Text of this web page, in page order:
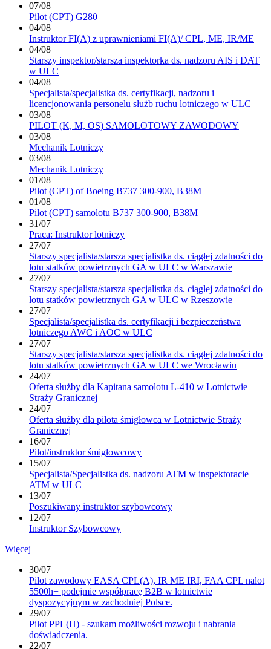
07/08
Pilot (CPT) G280
04/08
Instruktor FI(A) z uprawnieniami FI(A)/ CPL, ME, IR/ME
04/08
Starszy inspektor/starsza inspektorka ds. nadzoru AIS i DAT
w ULC
04/08
Specjalista/specjalistka ds. certyfikacji, nadzoru i
licencjonowania personelu służb ruchu lotniczego w ULC
03/08
PILOT (K, M, OS) SAMOLOTOWY ZAWODOWY
03/08
Mechanik Lotniczy
03/08
Mechanik Lotniczy
01/08
Pilot (CPT) of Boeing B737 300-900, B38M
01/08
Pilot (CPT) samolotu B737 300-900, B38M
31/07
Praca: Instruktor lotniczy
27/07
Starszy specjalista/starsza specjalistka ds. ciągłej zdatności do
lotu statków powietrznych GA w ULC w Warszawie
27/07
Starszy specjalista/starsza specjalistka ds. ciągłej zdatności do
lotu statków powietrznych GA w ULC w Rzeszowie
27/07
Specjalista/specjalistka ds. certyfikacji i bezpieczeństwa
lotniczego AWC i AOC w ULC
27/07
Starszy specjalista/starsza specjalistka ds. ciągłej zdatności do
lotu statków powietrznych GA w ULC we Wrocławiu
24/07
Oferta służby dla Kapitana samolotu L-410 w Lotnictwie
Straży Granicznej
24/07
Oferta służby dla pilota śmigłowca w Lotnictwie Straży
Granicznej
16/07
Pilot/instruktor śmigłowcowy
15/07
Specjalista/Specjalistka ds. nadzoru ATM w inspektoracie
ATM w ULC
13/07
Poszukiwany instruktor szybowcowy
12/07
Instruktor Szybowcowy
Więcej
30/07
Pilot zawodowy EASA CPL(A), IR ME IRI, FAA CPL nalot
5500h+ podejmie współpracę B2B w lotnictwie
dyspozycyjnym w zachodniej Polsce.
29/07
Pilot PPL(H) - szukam możliwości rozwoju i nabrania
doświadczenia.
22/07